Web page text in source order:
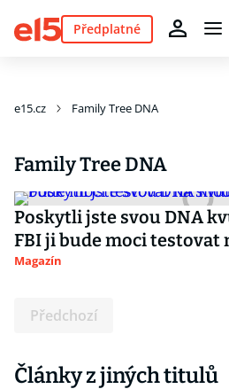
Předplatné
e15.cz Family Tree DNA
Family Tree DNA
Poskytli jste svou DNA
FBI ji bude moci testovat
Magazín
Předchozí
Články z jiných titulů